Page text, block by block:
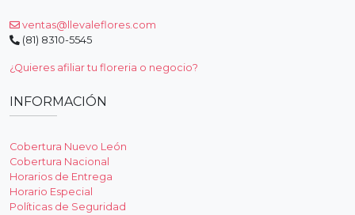
ventas@llevaleflores.com
(81) 8310-5545
¿Quieres afiliar tu floreria o negocio?
INFORMACIÓN
Cobertura Nuevo León
Cobertura Nacional
Horarios de Entrega
Horario Especial
Políticas de Seguridad